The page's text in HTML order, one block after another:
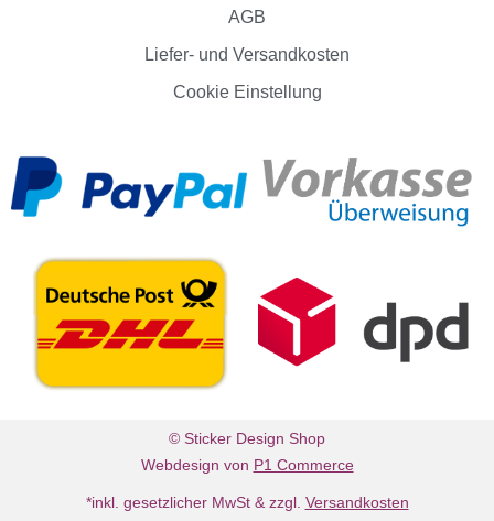
AGB
Liefer- und Versandkosten
Cookie Einstellung
© Sticker Design Shop
Webdesign von P1 Commerce
*inkl. gesetzlicher MwSt & zzgl. Versandkosten